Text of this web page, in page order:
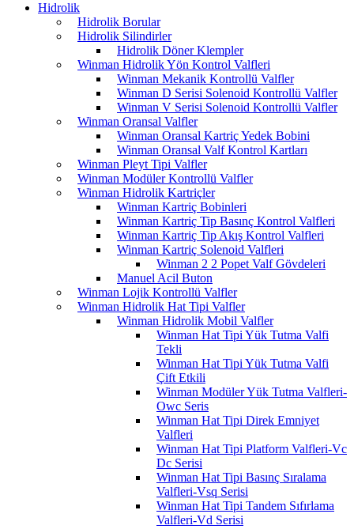
Hidrolik
Hidrolik Borular
Hidrolik Silindirler
Hidrolik Döner Klempler
Winman Hidrolik Yön Kontrol Valfleri
Winman Mekanik Kontrollü Valfler
Winman D Serisi Solenoid Kontrollü Valfler
Winman V Serisi Solenoid Kontrollü Valfler
Winman Oransal Valfler
Winman Oransal Kartriç Yedek Bobini
Winman Oransal Valf Kontrol Kartları
Winman Pleyt Tipi Valfler
Winman Modüler Kontrollü Valfler
Winman Hidrolik Kartriçler
Winman Kartriç Bobinleri
Winman Kartriç Tip Basınç Kontrol Valfleri
Winman Kartriç Tip Akış Kontrol Valfleri
Winman Kartriç Solenoid Valfleri
Winman 2 2 Popet Valf Gövdeleri
Manuel Acil Buton
Winman Lojik Kontrollü Valfler
Winman Hidrolik Hat Tipi Valfler
Winman Hidrolik Mobil Valfler
Winman Hat Tipi Yük Tutma Valfi
Tekli
Winman Hat Tipi Yük Tutma Valfi
Çift Etkili
Winman Modüler Yük Tutma Valfleri-
Owc Seris
Winman Hat Tipi Direk Emniyet
Valfleri
Winman Hat Tipi Platform Valfleri-Vc
Dc Serisi
Winman Hat Tipi Basınç Sıralama
Valfleri-Vsq Serisi
Winman Hat Tipi Tandem Sıfırlama
Valfleri-Vd Serisi